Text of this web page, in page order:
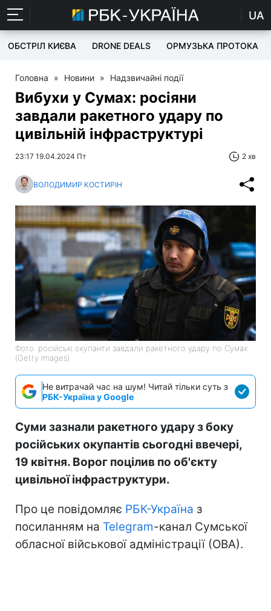
UA
ОБСТРІЛ КИЄВА DRONE DEALS ОРМУЗЬКА ПРОТОКА
Головна » Новини » Надзвичайні події
Вибухи у Сумах: росіяни
завдали ракетного удару по
цивільній інфраструктурі
23:17 19.04.2024 Пт 2 хв
ВОЛОДИМИР КОСТИРІН
Фото: російські окупанти завдали ракетного удару по Сумах
(Getty Images)
Не витрачай час на шум! Читай тільки суть з
РБК-Україна у Google
Суми зазнали ракетного удару з боку
російських окупантів сьогодні ввечері,
19 квітня. Ворог поцілив по об'єкту
цивільної інфраструктури.
Про це повідомляє РБК-Україна з
посиланням на Telegram-канал Сумської
обласної військової адміністрації (ОВА).